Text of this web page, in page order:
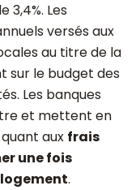
3,4%. Les
versés aux
au titre de la
sur le budget des
Les banques
et mettent en
aux frais
une fois
.